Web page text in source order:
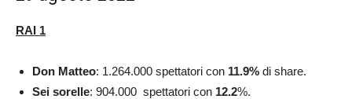
RAI 1
Don Matteo: 1.264.000 spettatori con 11.9% di share.
Sei sorelle: 904.000 spettatori con 12.2%.